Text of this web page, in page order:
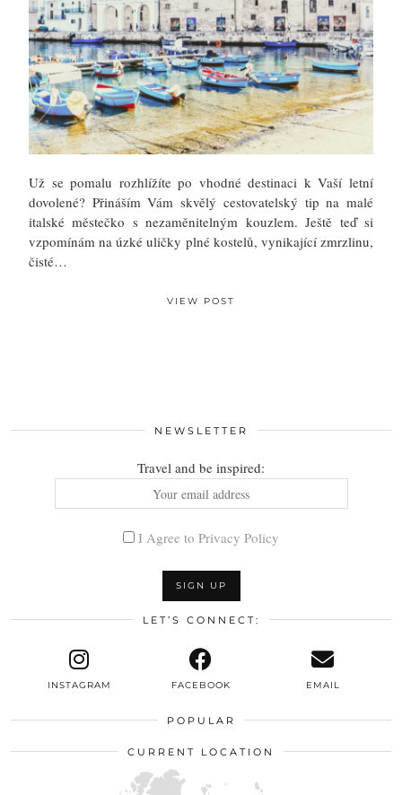
Už se pomalu rozhlížíte po vhodné destinaci k Vaší letní
dovolené? Přináším Vám skvělý cestovatelský tip na malé
italské městečko s nezaměnitelným kouzlem. Ještě teď si
vzpomínám na úzké uličky plné kostelů, vynikající zmrzlinu,
čisté…
VIEW POST
NEWSLETTER
Travel and be inspired:
I Agree to Privacy Policy
LET’S CONNECT:
INSTAGRAM FACEBOOK EMAIL
POPULAR
CURRENT LOCATION